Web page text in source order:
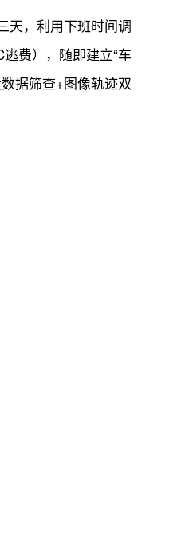
天，利用下班时间调
费），随即建立“车
据筛查+图像轨迹双